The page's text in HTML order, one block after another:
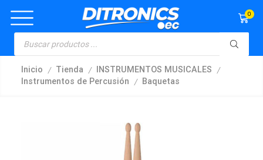
0
Inicio / Tienda / INSTRUMENTOS MUSICALES /
Instrumentos de Percusión / Baquetas